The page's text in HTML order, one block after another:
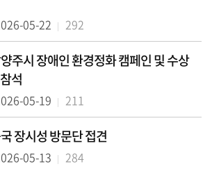
05-22 292
주시 장애인 환경정화 캠페인 및 수상
석
05-19 211
장시성 방문단 접견
05-13 284